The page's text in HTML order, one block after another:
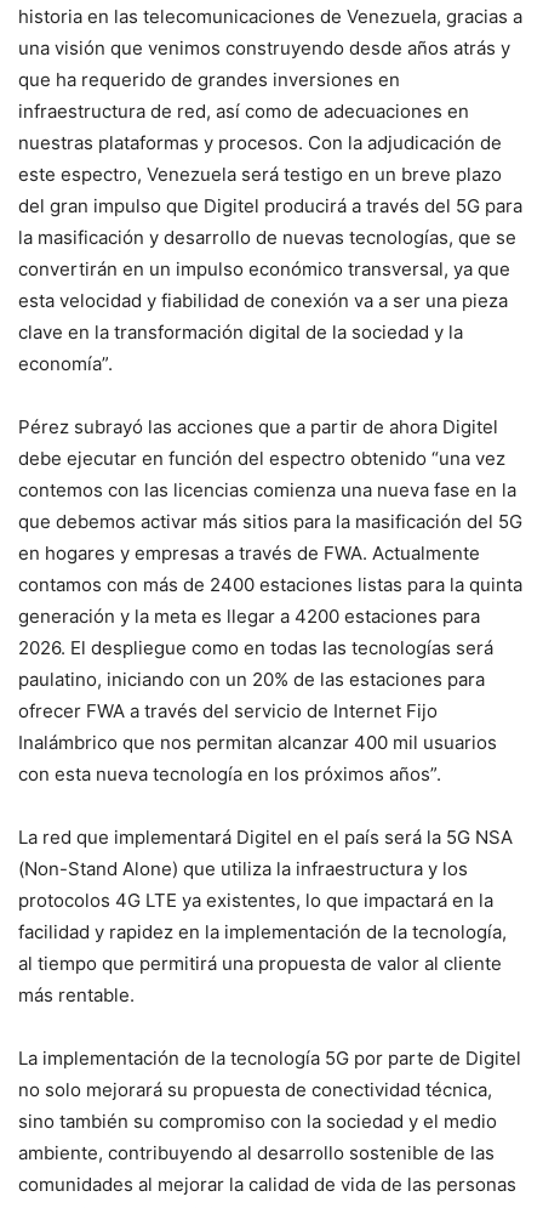
historia en las telecomunicaciones de Venezuela, gracias a
una visión que venimos construyendo desde años atrás y
que ha requerido de grandes inversiones en
infraestructura de red, así como de adecuaciones en
nuestras plataformas y procesos. Con la adjudicación de
este espectro, Venezuela será testigo en un breve plazo
del gran impulso que Digitel producirá a través del 5G para
la masificación y desarrollo de nuevas tecnologías, que se
convertirán en un impulso económico transversal, ya que
esta velocidad y fiabilidad de conexión va a ser una pieza
clave en la transformación digital de la sociedad y la
economía”.
Pérez subrayó las acciones que a partir de ahora Digitel
debe ejecutar en función del espectro obtenido “una vez
contemos con las licencias comienza una nueva fase en la
que debemos activar más sitios para la masificación del 5G
en hogares y empresas a través de FWA. Actualmente
contamos con más de 2400 estaciones listas para la quinta
generación y la meta es llegar a 4200 estaciones para
2026. El despliegue como en todas las tecnologías será
paulatino, iniciando con un 20% de las estaciones para
ofrecer FWA a través del servicio de Internet Fijo
Inalámbrico que nos permitan alcanzar 400 mil usuarios
con esta nueva tecnología en los próximos años”.
La red que implementará Digitel en el país será la 5G NSA
(Non-Stand Alone) que utiliza la infraestructura y los
protocolos 4G LTE ya existentes, lo que impactará en la
facilidad y rapidez en la implementación de la tecnología,
al tiempo que permitirá una propuesta de valor al cliente
más rentable.
La implementación de la tecnología 5G por parte de Digitel
no solo mejorará su propuesta de conectividad técnica,
sino también su compromiso con la sociedad y el medio
ambiente, contribuyendo al desarrollo sostenible de las
comunidades al mejorar la calidad de vida de las personas